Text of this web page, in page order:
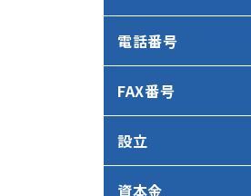
電話番号
FAX番号
設立
資本金